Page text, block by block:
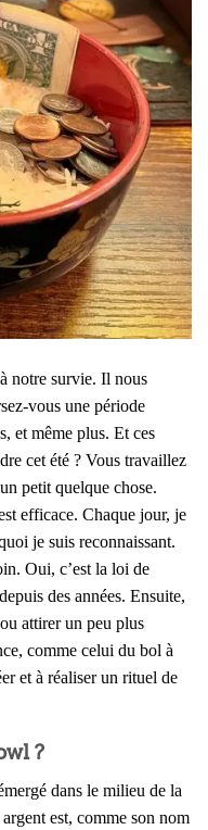
notre survie. Il nous
vous une période
et même plus. Et ces
cet été ? Vous travaillez
petit quelque chose.
efficace. Chaque jour, je
je suis reconnaissant.
Oui, c’est la loi de
des années. Ensuite,
attirer un peu plus
comme celui du bol à
et à réaliser un rituel de
?
dans le milieu de la
est, comme son nom